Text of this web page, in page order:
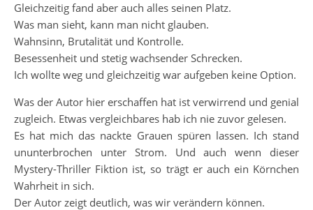
Gleichzeitig fand aber auch alles seinen Platz.
Was man sieht, kann man nicht glauben.
Wahnsinn, Brutalität und Kontrolle.
Besessenheit und stetig wachsender Schrecken.
Ich wollte weg und gleichzeitig war aufgeben keine Option.
Was der Autor hier erschaffen hat ist verwirrend und genial
zugleich. Etwas vergleichbares hab ich nie zuvor gelesen.
Es hat mich das nackte Grauen spüren lassen. Ich stand
ununterbrochen unter Strom. Und auch wenn dieser
Mystery-Thriller Fiktion ist, so trägt er auch ein Körnchen
Wahrheit in sich.
Der Autor zeigt deutlich, was wir verändern können.